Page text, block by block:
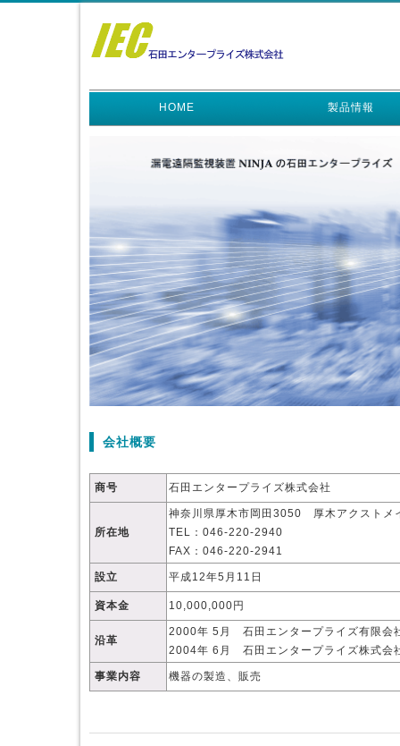
HOME 製品情報
会社概要
商号 石田エンタープライズ株式会社
所在地
神奈川県厚木市岡田3050 厚木アクストメ
TEL：046-220-2940
FAX：046-220-2941
設立 平成12年5月11日
資本金 10,000,000円
沿革
2000年 5月 石田エンタープライズ有限会
2004年 6月 石田エンタープライズ株式会
事業内容 機器の製造、販売